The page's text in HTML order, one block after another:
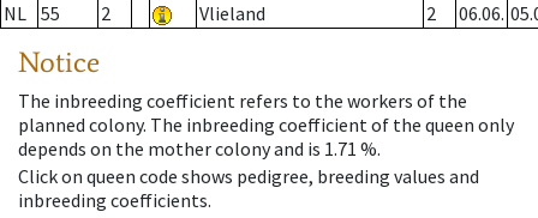
NL 55 2 Vlieland 2 06.06.
Notice
The inbreeding coefficient refers to the workers of the
planned colony. The inbreeding coefficient of the queen only
depends on the mother colony and is 1.71 %.
Click on queen code shows pedigree, breeding values and
inbreeding coefficients.